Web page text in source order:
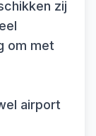
zij
om met
airport